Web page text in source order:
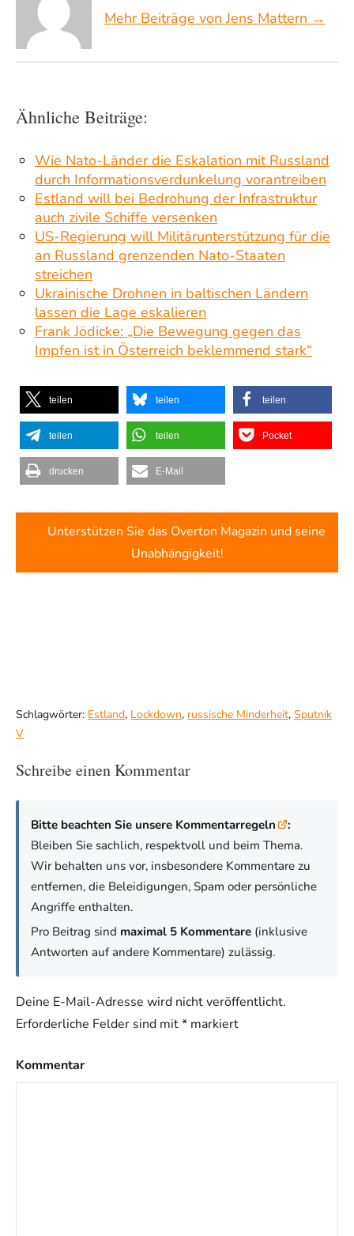
Mehr Beiträge von Jens Mattern →
Ähnliche Beiträge:
Wie Nato-Länder die Eskalation mit Russland
durch Informationsverdunkelung vorantreiben
Estland will bei Bedrohung der Infrastruktur
auch zivile Schiffe versenken
US-Regierung will Militärunterstützung für die
an Russland grenzenden Nato-Staaten
streichen
Ukrainische Drohnen in baltischen Ländern
lassen die Lage eskalieren
Frank Jödicke: „Die Bewegung gegen das
Impfen ist in Österreich beklemmend stark“
teilen teilen teilen
teilen teilen Pocket
drucken E-Mail
Unterstützen Sie das Overton Magazin und seine
Unabhängigkeit!
Schlagwörter: Estland, Lockdown, russische Minderheit, Sputnik
V
Schreibe einen Kommentar
Bitte beachten Sie unsere Kommentarregeln
:
Bleiben Sie sachlich, respektvoll und beim Thema.
Wir behalten uns vor, insbesondere Kommentare zu
entfernen, die Beleidigungen, Spam oder persönliche
Angriffe enthalten.
Pro Beitrag sind maximal 5 Kommentare (inklusive
Antworten auf andere Kommentare) zulässig.
Deine E-Mail-Adresse wird nicht veröffentlicht.
Erforderliche Felder sind mit* markiert
Kommentar